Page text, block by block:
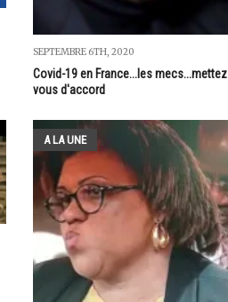
SEPTEMBRE 6TH, 2020
Covid-19 en France...les mecs...mettez
vous d'accord
A LA UNE